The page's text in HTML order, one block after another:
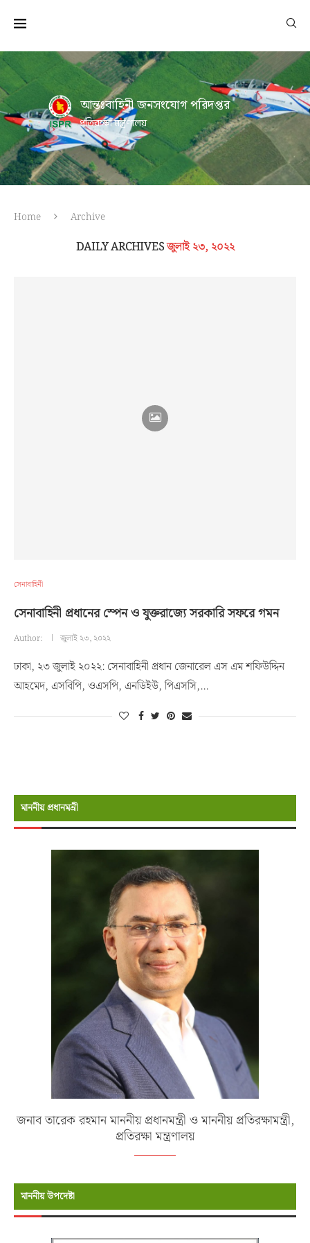
আন্তঃবাহিনী জনসংযোগ পরিদপ্তর
প্রতিরক্ষা মন্ত্রণালয়
Home Archive
DAILY ARCHIVESজুলাই ২৩, ২০২২
সেনাবাহিনী
সেনাবাহিনী প্রধানের স্পেন ও যুক্তরাজ্যে সরকারি সফরে গমন
Author: জুলাই ২৩, ২০২২
ঢাকা, ২৩ জুলাই ২০২২: সেনাবাহিনী প্রধান জেনারেল এস এম শফিউদ্দিন
আহমেদ, এসবিপি, ওএসপি, এনডিইউ, পিএসসি,…
মাননীয় প্রধানমন্রী
জনাব তারেক রহমান মাননীয় প্রধানমন্ত্রী ও মাননীয় প্রতিরক্ষামন্ত্রী,
প্রতিরক্ষা মন্ত্রণালয়
মাননীয় উপদেষ্টা